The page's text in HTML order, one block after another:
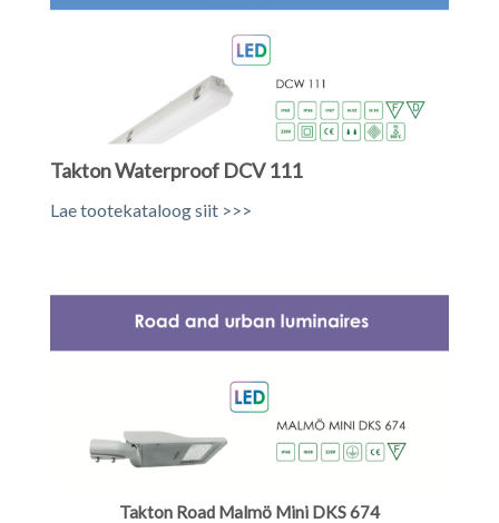
Takton Waterproof DCV 111
Lae tootekataloog siit >>>
Takton Road Malmö Mini DKS 674